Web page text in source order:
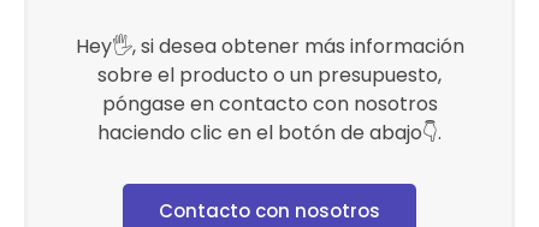
Hey🖐, si desea obtener más información
sobre el producto o un presupuesto,
póngase en contacto con nosotros
haciendo clic en el botón de abajo👇.
Contacto con nosotros